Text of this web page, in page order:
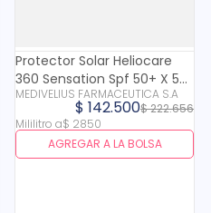
Protector Solar Heliocare
360 Sensation Spf 50+ X 50
Ml
MEDIVELIUS FARMACEUTICA S.A
$222.656
$ 142.500
Mililitro a$ 2850
AGREGAR A LA BOLSA